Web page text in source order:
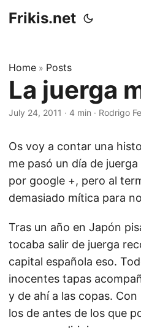
Frikis.net
Home » Posts
La juerga
July 24, 2011 · 4 min · Rodrigo
Os voy a contar una
me pasó un día de
por google +, pero al
demasiado mítica para
Tras un año en Japón
tocaba salir de juerga
capital española eso.
inocentes tapas
y de ahí a las copas.
los de antes de los que